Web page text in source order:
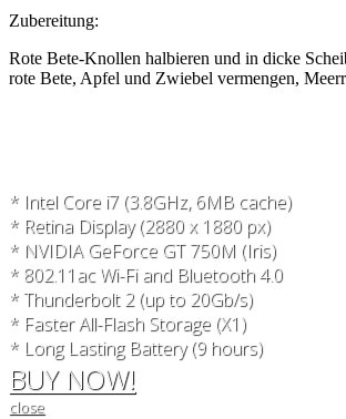
Zubereitung:
Rote Bete-Knollen halbieren und in dicke
rote Bete, Apfel und Zwiebel vermengen,
* Intel Core i7 (3.8GHz, 6MB cache)
* Retina Display (2880 x 1880 px)
* NVIDIA GeForce GT 750M (Iris)
* 802.11ac Wi-Fi and Bluetooth 4.0
* Thunderbolt 2 (up to 20Gb/s)
* Faster All-Flash Storage (X1)
* Long Lasting Battery (9 hours)
BUY NOW!
close